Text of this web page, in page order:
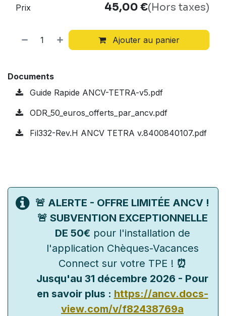
Ajouter au panier
Prix 45,00€(Hors taxes)
Documents
Guide Rapide ANCV-TETRA-v5.pdf
ODR_50_euros_offerts_par_ancv.pdf
Fil332-Rev.H ANCV TETRA v.8400840107.pdf
🚨 ALERTE - OFFRE LIMITÉE ANCV !
🚨 SUBVENTION EXCEPTIONNELLE
DE 50€ pour l'installation de
l'application Chèques-Vacances
Connect sur votre TPE ! ⏰
Jusqu'au 31 décembre 2026 - Pour
en savoir plus : https://ancv.docs-
view.com/v/f82438769a